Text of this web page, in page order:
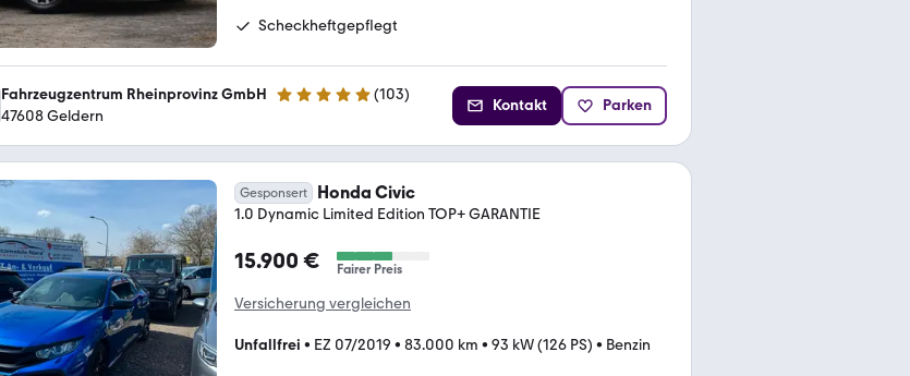
Scheckheftgepflegt
Fahrzeugzentrum Rheinprovinz GmbH 4.9 Sterne (103)
47608 Geldern
Kontakt Parken
Gesponsert Honda Civic
1.0 Dynamic Limited Edition TOP+ GARANTIE
15.900 € Fairer Preis
Versicherung vergleichen
Unfallfrei • EZ 07/2019 • 83.000 km • 93 kW (126 PS) • Benzin